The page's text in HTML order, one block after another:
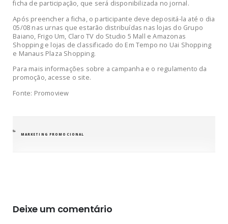
ficha de participação, que será disponibilizada no jornal.
Após preencher a ficha, o participante deve depositá-la até o dia
05/08 nas urnas que estarão distribuídas nas lojas do Grupo
Baiano, Frigo Um, Claro TV do Studio 5 Mall e Amazonas
Shopping e lojas de classificado do Em Tempo no Uai Shopping
e Manaus Plaza Shopping.
Para mais informações sobre a campanha e o regulamento da
promoção, acesse o site.
Fonte: Promoview
CATEGORIAS
MARKETING PROMOCIONAL
Deixe um comentário